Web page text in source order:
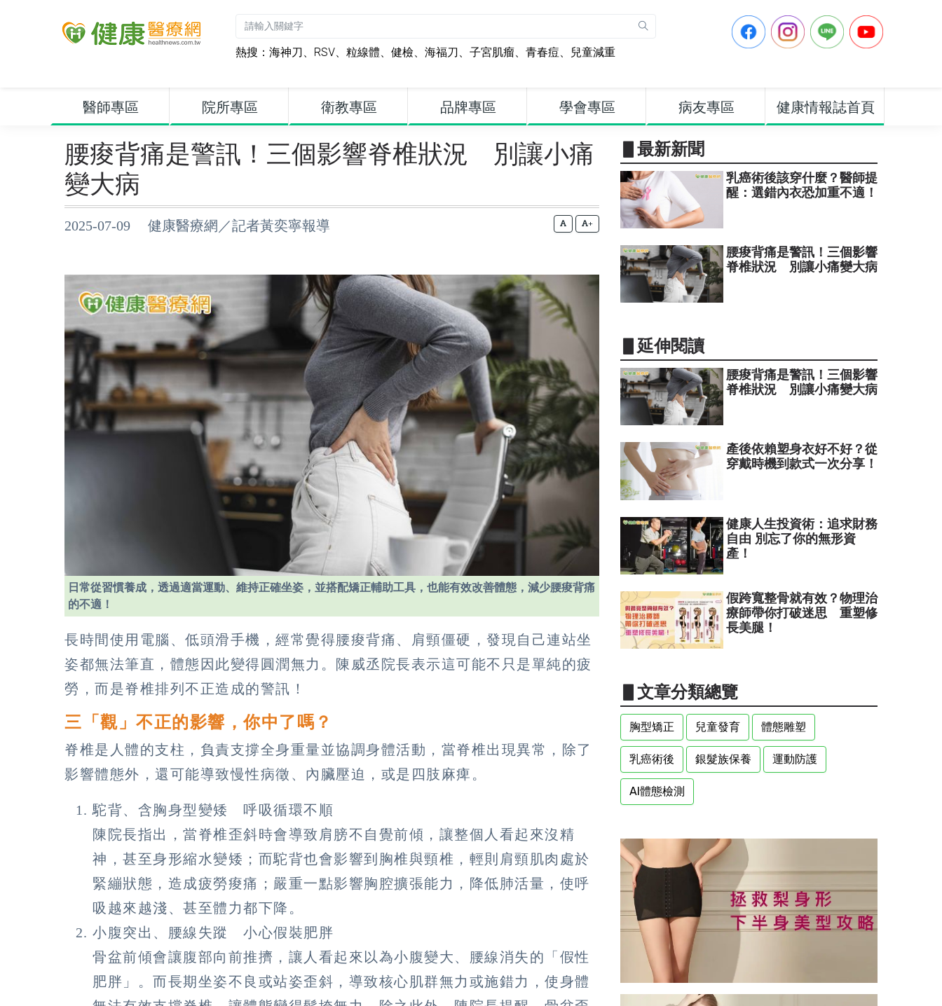
熱搜： 海神刀 、 RSV、 粒線體、 健檢、 海福刀 、 子宮肌瘤、 青春痘、 兒童減重
醫師專區 院所專區 衛教專區 品牌專區 學會專區 病友專區 健康情報誌首頁
腰痠背痛是警訊！三個影響脊椎狀況 別讓小痛
變大病
2025-07-09 健康醫療網／記者黃奕寧報導 +
日常從習慣養成，透過適當運動、維持正確坐姿，並搭配矯正輔助工具，也能有效改善體態，減少腰痠背痛
的不適！
長時間使用電腦、低頭滑手機，經常覺得腰痠背痛、肩頸僵硬，發現自己連站坐
姿都無法筆直，體態因此變得圓潤無力。陳威丞院長表示這可能不只是單純的疲
勞，而是脊椎排列不正造成的警訊！
三「觀」不正的影響，你中了嗎？
脊椎是人體的支柱，負責支撐全身重量並協調身體活動，當脊椎出現異常，除了
影響體態外，還可能導致慢性病徵、內臟壓迫，或是四肢麻痺。
駝背、含胸身型變矮 呼吸循環不順
陳院長指出，當脊椎歪斜時會導致肩膀不自覺前傾，讓整個人看起來沒精
神，甚至身形縮水變矮；而駝背也會影響到胸椎與頸椎，輕則肩頸肌肉處於
緊繃狀態，造成疲勞痠痛；嚴重一點影響胸腔擴張能力，降低肺活量，使呼
吸越來越淺、甚至體力都下降。
小腹突出、腰線失蹤 小心假裝肥胖
骨盆前傾會讓腹部向前推擠，讓人看起來以為小腹變大、腰線消失的「假性
肥胖」。而長期坐姿不良或站姿歪斜，導致核心肌群無力或施錯力，使身體
▋最新新聞
乳癌術後該穿什麼？醫師提
醒：選錯內衣恐加重不適！
腰痠背痛是警訊！三個影響
脊椎狀況 別讓小痛變大病
▋延伸閱讀
腰痠背痛是警訊！三個影響
脊椎狀況 別讓小痛變大病
產後依賴塑身衣好不好？從
穿戴時機到款式一次分享！
健康人生投資術：追求財務
自由 別忘了你的無形資
產！
假跨寬整骨就有效？物理治
療師帶你打破迷思 重塑修
長美腿！
▋文章分類總覽
胸型矯正 兒童發育 體態雕塑
乳癌術後 銀髮族保養 運動防護
AI體態檢測